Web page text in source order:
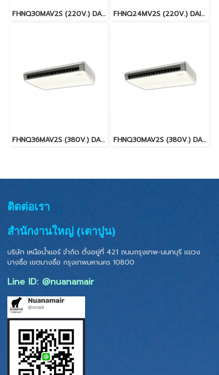
FHNQ30MAV2S (220V.) DAIKIN แขวนใต้ฝ้า FIX SPEED R-410A มอก. พร้อมบริการติดตั้ง FHNQ24MV2S (220V.) DAIKIN แขวนใต้ฝ้า FIX SPEED R-410A มอก. พร้อมบริการติดตั้ง
FHNQ36MAV2S (380V.) DAIKIN แขวนใต้ฝ้า FIX SPEED R-410A มอก. พร้อมบริการติดตั้ง FHNQ30MAV2S (380V.) DAIKIN แขวนใต้ฝ้า FIX SPEED R-410A มอก. พร้อมบริการติดตั้ง
ติดต่อเรา
สำนักงานใหญ่ (เตาปูน)
บริษัท เหนือน้ำแอร์ จำกัด ตั้งอยู่ที่ 421 ถนนกรุงเทพ-นนทบุรี แขวง
บางซื่อ เขตบางซื่อ กรุงเทพมหานคร 10800
Line ID: @nuanamair